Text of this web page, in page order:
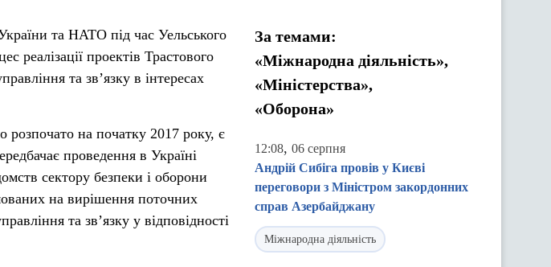
та НАТО під час Уельського
реалізації проектів Трастового
та зв’язку в інтересах
розпочато на початку 2017 року, є
проведення в Україні
сектору безпеки і оборони
на вирішення поточних
та зв’язку у відповідності
За темами:
«Міжнародна діяльність»,
«Міністерства»,
«Оборона»
12:08, 06 серпня
Андрій Сибіга провів у Києві
переговори з Міністром закордонних
справ Азербайджану
Міжнародна діяльність